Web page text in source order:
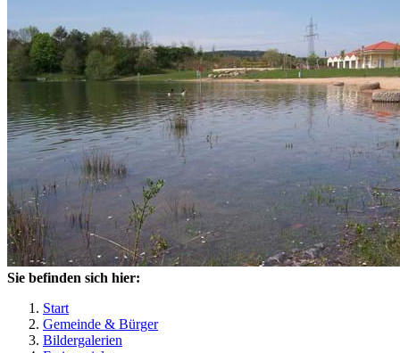
Sie befinden sich hier:
Start
Gemeinde & Bürger
Bildergalerien